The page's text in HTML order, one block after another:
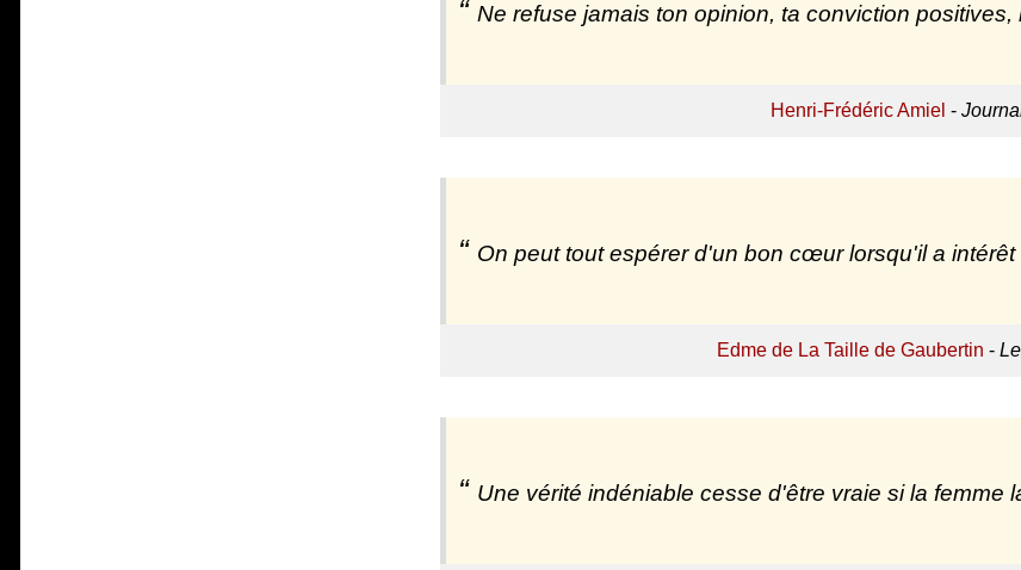
Ne refuse jamais ton opinion, ta conviction
Henri-Frédéric Amiel -
On peut tout espérer d'un bon cœur lorsqu'il a intérêt
Edme de La Taille de Gaubertin -
Une vérité indéniable cesse d'être vraie si la femme